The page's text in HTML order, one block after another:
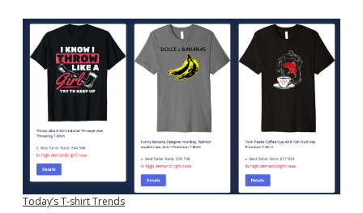
Today’s T-shirt Trends